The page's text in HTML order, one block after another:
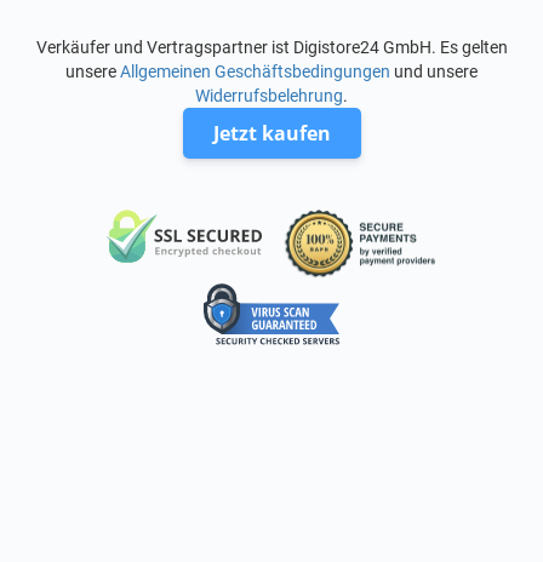
Verkäufer und Vertragspartner ist Digistore24 GmbH. Es gelten
unsereAllgemeinen Geschäftsbedingungen und unsere
Widerrufsbelehrung.
Jetzt kaufen